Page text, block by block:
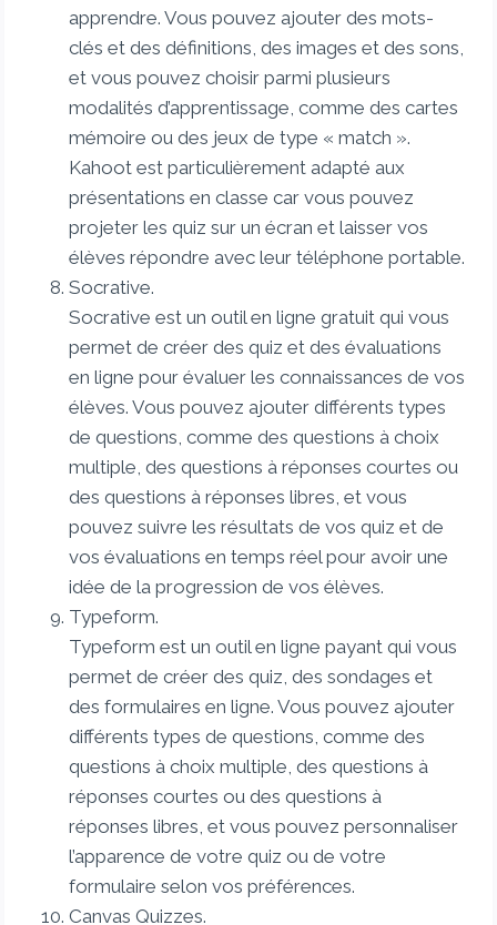
apprendre. Vous pouvez ajouter des mots-
clés et des définitions, des images et des sons,
et vous pouvez choisir parmi plusieurs
modalités d’apprentissage, comme des cartes
mémoire ou des jeux de type « match ».
Kahoot est particulièrement adapté aux
présentations en classe car vous pouvez
projeter les quiz sur un écran et laisser vos
élèves répondre avec leur téléphone portable.
Socrative.
Socrative est un outil en ligne gratuit qui vous
permet de créer des quiz et des évaluations
en ligne pour évaluer les connaissances de vos
élèves. Vous pouvez ajouter différents types
de questions, comme des questions à choix
multiple, des questions à réponses courtes ou
des questions à réponses libres, et vous
pouvez suivre les résultats de vos quiz et de
vos évaluations en temps réel pour avoir une
idée de la progression de vos élèves.
Typeform.
Typeform est un outil en ligne payant qui vous
permet de créer des quiz, des sondages et
des formulaires en ligne. Vous pouvez ajouter
différents types de questions, comme des
questions à choix multiple, des questions à
réponses courtes ou des questions à
réponses libres, et vous pouvez personnaliser
l’apparence de votre quiz ou de votre
formulaire selon vos préférences.
Canvas Quizzes.